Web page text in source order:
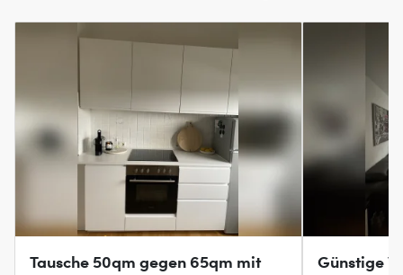
Tausche 50qm gegen 65qm mit
Günstige